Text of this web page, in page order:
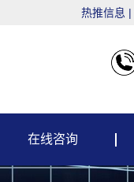
热推信息 |
在线咨询